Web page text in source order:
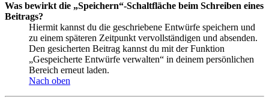
Was bewirkt die „Speichern“-Schaltfläche beim Schreiben eines
Beitrags?
Hiermit kannst du die geschriebene Entwürfe speichern und
zu einem späteren Zeitpunkt vervollständigen und absenden.
Den gesicherten Beitrag kannst du mit der Funktion
„Gespeicherte Entwürfe verwalten“ in deinem persönlichen
Bereich erneut laden.
Nach oben